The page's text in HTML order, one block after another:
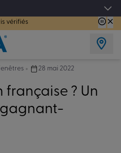
vos fenêtres, portes, volets et pergolas
vérifiés
28 mai 2022
? Un